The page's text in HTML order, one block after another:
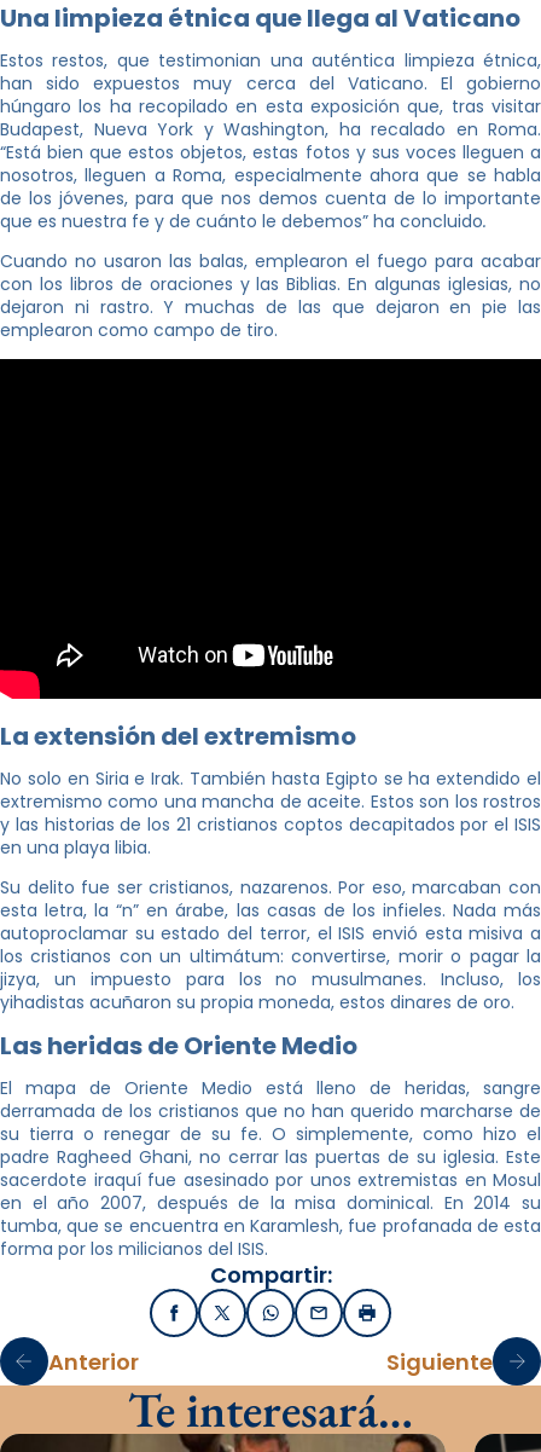
Una limpieza étnica que llega al Vaticano
Estos restos, que testimonian una auténtica limpieza étnica,
han sido expuestos muy cerca del Vaticano. El gobierno
húngaro los ha recopilado en esta exposición que, tras visitar
Budapest, Nueva York y Washington, ha recalado en Roma.
“Está bien que estos objetos, estas fotos y sus voces lleguen a
nosotros, lleguen a Roma, especialmente ahora que se habla
de los jóvenes, para que nos demos cuenta de lo importante
que es nuestra fe y de cuánto le debemos” ha concluido.
Cuando no usaron las balas, emplearon el fuego para acabar
con los libros de oraciones y las Biblias. En algunas iglesias, no
dejaron ni rastro. Y muchas de las que dejaron en pie las
emplearon como campo de tiro.
La extensión del extremismo
No solo en Siria e Irak. También hasta Egipto se ha extendido el
extremismo como una mancha de aceite. Estos son los rostros
y las historias de los 21 cristianos coptos decapitados por el ISIS
en una playa libia.
Su delito fue ser cristianos, nazarenos. Por eso, marcaban con
esta letra, la “n” en árabe, las casas de los infieles. Nada más
autoproclamar su estado del terror, el ISIS envió esta misiva a
los cristianos con un ultimátum: convertirse, morir o pagar la
jizya, un impuesto para los no musulmanes. Incluso, los
yihadistas acuñaron su propia moneda, estos dinares de oro.
Las heridas de Oriente Medio
El mapa de Oriente Medio está lleno de heridas, sangre
derramada de los cristianos que no han querido marcharse de
su tierra o renegar de su fe. O simplemente, como hizo el
padre Ragheed Ghani, no cerrar las puertas de su iglesia. Este
sacerdote iraquí fue asesinado por unos extremistas en Mosul
en el año 2007, después de la misa dominical. En 2014 su
tumba, que se encuentra en Karamlesh, fue profanada de esta
forma por los milicianos del ISIS.
Compartir:
FacebookX / TwitterWhatsApp
EmailImprimir
Anterior Siguiente
Te interesará…